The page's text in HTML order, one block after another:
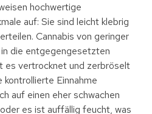
hochwertige
auf: Sie sind leicht klebrig
Cannabis von geringer
die entgegengesetzten
es vertrocknet und zerbröselt
kontrollierte Einnahme
auf einen eher schwachen
es ist auffällig feucht, was